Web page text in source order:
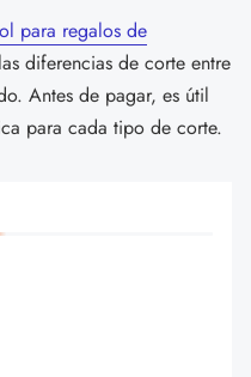
para regalos de
diferencias de corte entre
Antes de pagar, es útil
para cada tipo de corte.